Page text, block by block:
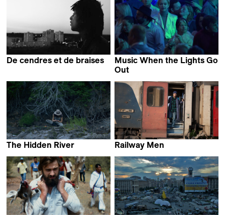
De cendres et de braises
Music When the Lights Go
Out
The Hidden River
Railway Men